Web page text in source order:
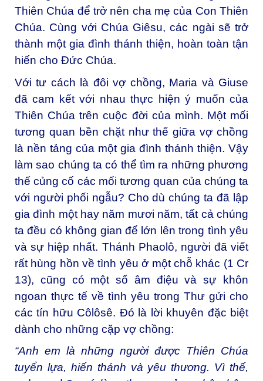
Thiên Chúa để trở nên cha mẹ của Con Thiên
Chúa. Cùng với Chúa Giêsu, các ngài sẽ trở
thành một gia đình thánh thiện, hoàn toàn tận
hiến cho Đức Chúa.
Với tư cách là đôi vợ chồng, Maria và Giuse
đã cam kết với nhau thực hiện ý muốn của
Thiên Chúa trên cuộc đời của mình. Một mối
tương quan bền chặt như thế giữa vợ chồng
là nền tảng của một gia đình thánh thiện. Vậy
làm sao chúng ta có thể tìm ra những phương
thế củng cố các mối tương quan của chúng ta
với người phối ngẫu? Cho dù chúng ta đã lập
gia đình một hay năm mươi năm, tất cả chúng
ta đều có không gian để lớn lên trong tình yêu
và sự hiệp nhất. Thánh Phaolô, người đã viết
rất hùng hồn về tình yêu ở một chỗ khác (1 Cr
13), cũng có một số âm điệu và sự khôn
ngoan thực tế về tình yêu trong Thư gửi cho
các tín hữu Côlôsê. Đó là lời khuyên đặc biệt
dành cho những cặp vợ chồng:
“Anh em là những người được Thiên Chúa
tuyển lựa, hiến thánh và yêu thương. Vì thế,